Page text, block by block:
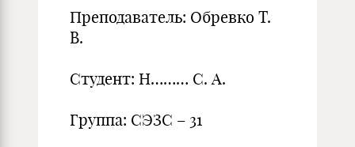
Преподаватель: Обревко Т.
В.
Студент: Н……… С. А.
Группа: СЭЗС – 31